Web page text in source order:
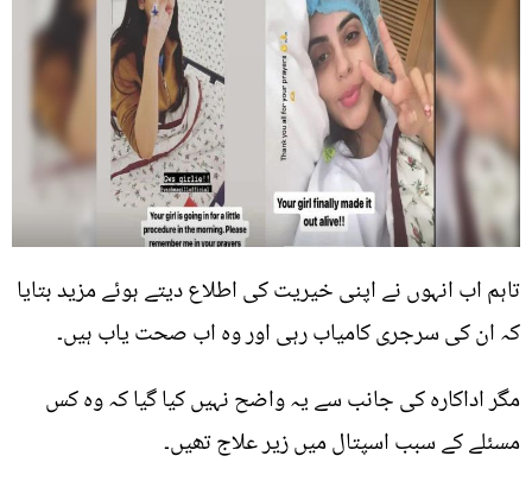
تاہم اب انہوں نے اپنی خیریت کی اطلاع دیتے ہوئے مزید بتایا
کہ ان کی سرجری کامیاب رہی اور وہ اب صحت یاب ہیں۔
مگر اداکارہ کی جانب سے یہ واضح نہیں کیا گیا کہ وہ کس
مسئلے کے سبب اسپتال میں زیر علاج تھیں۔